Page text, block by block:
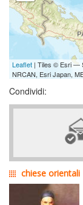
Leaflet | Tiles © Esri —
NRCAN, Esri Japan,
Condividi:
chiese orientali